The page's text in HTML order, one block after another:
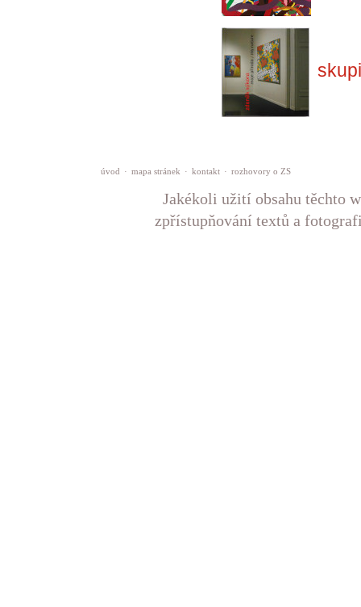
úvod · mapa stránek · kontakt · rozhovory o ZS
Jakékoli užití obsahu těchto
zpřístupňování textů a